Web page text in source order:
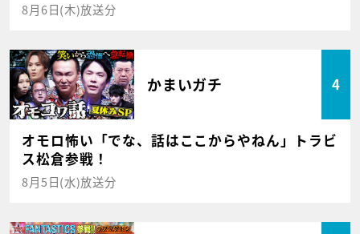
8月6日(木)放送分
かまいガチ 4
オモロ怖い「でな、話はここからやねん」トラビ
ス松倉参戦！
8月5日(水)放送分